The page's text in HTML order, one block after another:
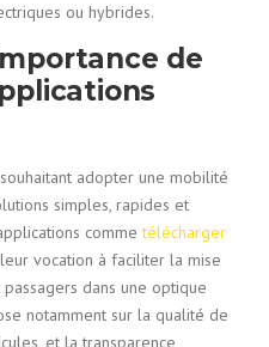
ou hybrides.
de
adopter une mobilité
simples, rapides et
commetélécharger
vocation à faciliter la mise
dans une optique
notamment sur la qualité de
et la transparence